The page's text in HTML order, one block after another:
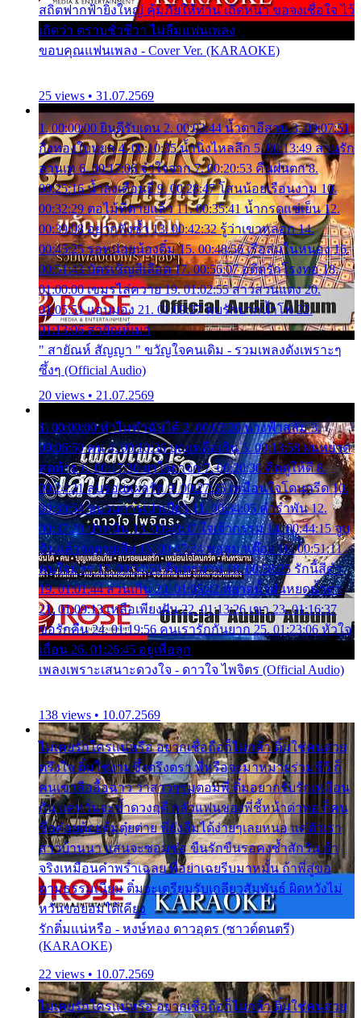
สถิตฟากฟ้ายิ่งใหญ่ คุ้มภัยให้ท่าน เถิดหนา ขอจงเชื่อใจ ไว้
เถิดว่า ตราบชั่วชีวา ไม่ลืมแฟนเพลง
ขอบคุณแฟนเพลง - Cover Ver. (KARAOKE)
25 views • 31.07.2569
1. 00:00:00 ยินดีรับเดน 2. 00:03:44 น้ำตาอีสาน 3. 00:07:51
กิ่งทองใบหยก 4. 00:10:35 น้ำนิ่งไหลลึก 5. 00:13:49 ลานรัก
ลานเท 6. 00:17:06 จำใจจาก 7. 00:20:53 คืนฝนตก 8.
00:25:16 น้ำลงเดือนยี่ 9. 00:28:47 โสนน้อยเรือนงาม 10.
00:32:29 ตอไม้ที่ตายแล้ว 11. 00:35:41 น้ำกรดแช่เย็น 12.
00:39:08 อยากฟังซ้ำ 13. 00:42:32 รู้ว่าเขาหลอก 14.
00:45:25 รอหน่อยน้องติ๋ม 15. 00:48:56 เรือล่มในหนอง 16.
00:51:43 บัตรเชิญสีเลือด 17. 00:56:07 อดีตรักโรงทอ 18.
01:00:00 เขมรไล่ควาย 19. 01:02:55 สาวสวนแตง 20.
01:05:51 แอบมอง 21. 01:09:27 พบรักปากน้ำโพ 22.
01:13:06 สายัณห์เมา
" สายัณห์ สัญญา " ขวัญใจคนเดิม - รวมเพลงดังเพราะๆ
ซึ้งๆ (Official Audio)
20 views • 21.07.2569
1. 00:00:00 ทำไมทำฉันได้ 2. 00:03:20 นางฟ้าสลัม 3.
00:06:50 คน 4. 00:10:36 บุญเหลือเกิน 5. 00:13:58 ฝนหยาด
สุดท้าย 6. 00:17:30 ยาใจยาจก 7. 00:20:30 คิดดูให้ดี 8.
00:24:21 ลบรอยแผลรัก 9. 00:27:35 เหมือนใจโดนกรีด 10.
00:30:54 ขบวนการเปาเปียว 11. 00:34:05 คำรำพัน 12.
00:37:20 ปาหนัน 13. 00:40:37 ใจเจ้ากรรม 14. 00:44:15 จูบ
ฉันแล้วจงตายเสีย 15. 00:47:24 ขอสูมาเต๊อะ 16. 00:51:11
คนใจมาร 17. 00:54:50 คืนทรมาน 18. 00:58:25 รักนี้สีดำ
19. 01:01:44 ส่วนเกิน 20. 01:05:42 หยาดน้ำฝนหยดน้ำตา
21. 01:09:13 เหลือเพียงฝัน 22. 01:13:26 เขา 23. 01:16:37
ขอรักคืน 24. 01:19:56 คนเรารักกันยาก 25. 01:23:06 หัวใจ
เถื่อน 26. 01:26:45 อยู่เพื่อลูก
เพลงเพราะเสนาะดวงใจ - ดาวใจ ไพจิตร (Official Audio)
138 views • 10.07.2569
ไม่เคยรักใครแน่หรือ อยากเชื่อถือก็ไม่กล้า ติ๋มใช่คนสวย
ตรึงใจ ติ๋มใช่งามซึ้งตรึงตรา พี่หรือจะมาหมายร่วมชีวี ก็
คนเขาลืออื้อฉาว ว่าสาวๆรุมตอมพี่ ติ๋มอยากรับรักเหมือน
กัน แต่หวั่นจะช้ำดวงฤดี กลัวแฟนของพี่ชี้หน้าด่าทอ ก็คน
ชื่อต๋อยต้อยตุ้มตุ๋ยต่าย พี่ยังลืมได้ง่ายๆเลยหนอ แค่ตัวเรา
สาวบ้านนา แสนจะซอมซ่อ ขืนรักขืนรอคงช้ำสักวัน ถ้า
จริงเหมือนคำพร่ำเฉลย พี่อย่าเฉยรีบมาหมั้น ถ้าพี่สู่ขอ
ตามธรรมเนียม ติ๋มจะเตรียมรับเกลียวสัมพันธ์ ผิดหวังไม่
หวั่นขอยอมได้เคียง
รักติ๋มแน่หรือ - หงษ์ทอง ดาวอุดร (ซาวด์ดนตรี)
(KARAOKE)
22 views • 10.07.2569
ไม่เคยรักใครแน่หรือ อยากเชื่อถือก็ไม่กล้า ติ๋มใช่คนสวย